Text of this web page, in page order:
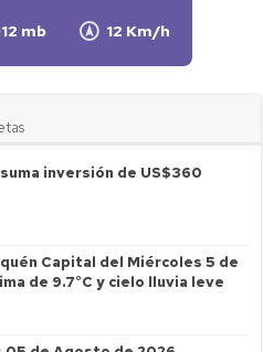
mb 12 Km/h
inversión de US$360
Capital del Miércoles 5 de
de 9.7°C y cielo lluvia leve